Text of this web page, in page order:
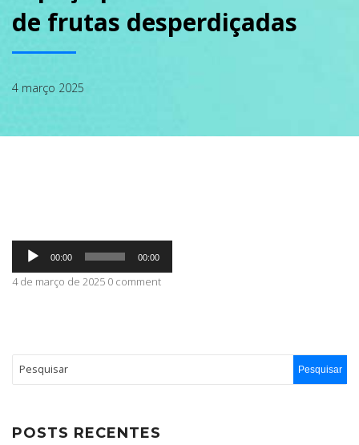
NOTÍCIAS
CONTATO
de frutas desperdiçadas
4 março 2025
Tocador
áudio
00:00 00:00
4 de março de 2025 0 comment
POSTS RECENTES